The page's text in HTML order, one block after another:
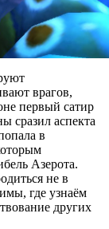
врагов,
первый сатир
сразил аспекта
в
Азерота.
не в
где узнаём
других